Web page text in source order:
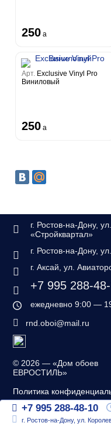
250 a
Арт. Exclusive Vinyl Pro
Виниловый
250 a
г. Ростов-на-Дону,
«Стройквартал»
г. Ростов-на-Дону,
г. Аксай, ул.
+7 995 288-
ежедневно 9:00 —
rnd.oboi@mail.ru
© 2026 — «Дом обоев
ЕВРОСТИЛЬ»
Политика
Согласие на обработку
персональных данных
+7 995 288-48-10
г. Ростов-на-Дону, ул.